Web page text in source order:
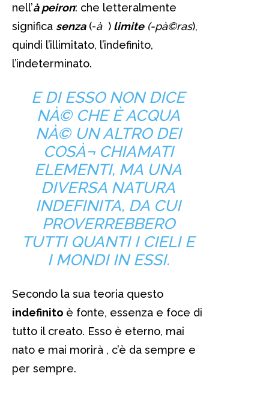
nell’à peiron: che letteralmente
significa senza(-à ) limite (-pà©ras),
quindi l’illimitato, l’indefinito,
l’indeterminato.
E DI ESSO NON DICE
NÀ© CHE È ACQUA
NÀ© UN ALTRO DEI
COSÀ¬ CHIAMATI
ELEMENTI, MA UNA
DIVERSA NATURA
INDEFINITA, DA CUI
PROVERREBBERO
TUTTI QUANTI I CIELI E
I MONDI IN ESSI.
Secondo la sua teoria questo
indefinito è fonte, essenza e foce di
tutto il creato. Esso è eterno, mai
nato e mai morirà , c’è da sempre e
per sempre.